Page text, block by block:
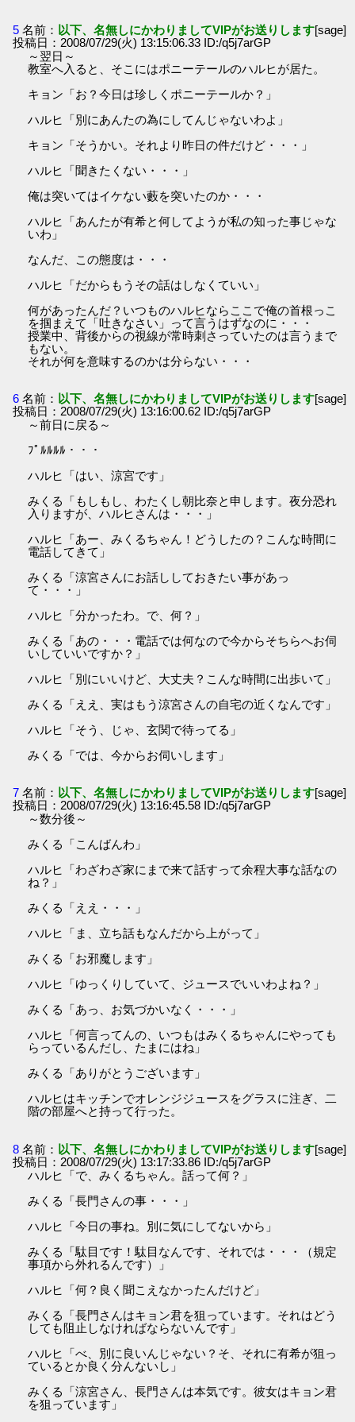
5 名前： 以下、名無しにかわりましてVIPがお送りします[sage]
投稿日：2008/07/29(火) 13:15:06.33 ID:/q5j7arGP
～翌日～
教室へ入ると、そこにはポニーテールのハルヒが居た。
キョン「お？今日は珍しくポニーテールか？」
ハルヒ「別にあんたの為にしてんじゃないわよ」
キョン「そうかい。それより昨日の件だけど・・・」
ハルヒ「聞きたくない・・・」
俺は突いてはイケない藪を突いたのか・・・
ハルヒ「あんたが有希と何してようが私の知った事じゃな
いわ」
なんだ、この態度は・・・
ハルヒ「だからもうその話はしなくていい」
何があったんだ？いつものハルヒならここで俺の首根っこ
を掴まえて「吐きなさい」って言うはずなのに・・・
授業中、背後からの視線が常時刺さっていたのは言うまで
もない。
それが何を意味するのかは分らない・・・
6 名前： 以下、名無しにかわりましてVIPがお送りします[sage]
投稿日：2008/07/29(火) 13:16:00.62 ID:/q5j7arGP
～前日に戻る～
ﾌﾟﾙﾙﾙﾙ・・・
ハルヒ「はい、涼宮です」
みくる「もしもし、わたくし朝比奈と申します。夜分恐れ
入りますが、ハルヒさんは・・・」
ハルヒ「あー、みくるちゃん！どうしたの？こんな時間に
電話してきて」
みくる「涼宮さんにお話ししておきたい事があっ
て・・・」
ハルヒ「分かったわ。で、何？」
みくる「あの・・・電話では何なので今からそちらへお伺
いしていいですか？」
ハルヒ「別にいいけど、大丈夫？こんな時間に出歩いて」
みくる「ええ、実はもう涼宮さんの自宅の近くなんです」
ハルヒ「そう、じゃ、玄関で待ってる」
みくる「では、今からお伺いします」
7 名前： 以下、名無しにかわりましてVIPがお送りします[sage]
投稿日：2008/07/29(火) 13:16:45.58 ID:/q5j7arGP
～数分後～
みくる「こんばんわ」
ハルヒ「わざわざ家にまで来て話すって余程大事な話なの
ね？」
みくる「ええ・・・」
ハルヒ「ま、立ち話もなんだから上がって」
みくる「お邪魔します」
ハルヒ「ゆっくりしていて、ジュースでいいわよね？」
みくる「あっ、お気づかいなく・・・」
ハルヒ「何言ってんの、いつもはみくるちゃんにやっても
らっているんだし、たまにはね」
みくる「ありがとうございます」
ハルヒはキッチンでオレンジジュースをグラスに注ぎ、二
階の部屋へと持って行った。
8 名前： 以下、名無しにかわりましてVIPがお送りします[sage]
投稿日：2008/07/29(火) 13:17:33.86 ID:/q5j7arGP
ハルヒ「で、みくるちゃん。話って何？」
みくる「長門さんの事・・・」
ハルヒ「今日の事ね。別に気にしてないから」
みくる「駄目です！駄目なんです、それでは・・・（規定
事項から外れるんです）」
ハルヒ「何？良く聞こえなかったんだけど」
みくる「長門さんはキョン君を狙っています。それはどう
しても阻止しなければならないんです」
ハルヒ「べ、別に良いんじゃない？そ、それに有希が狙っ
ているとか良く分んないし」
みくる「涼宮さん、長門さんは本気です。彼女はキョン君
を狙っています」